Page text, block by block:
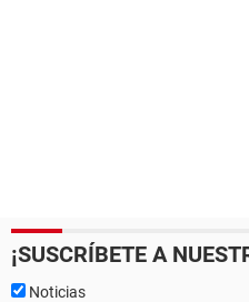
¡SUSCRÍBETE A
Noticias